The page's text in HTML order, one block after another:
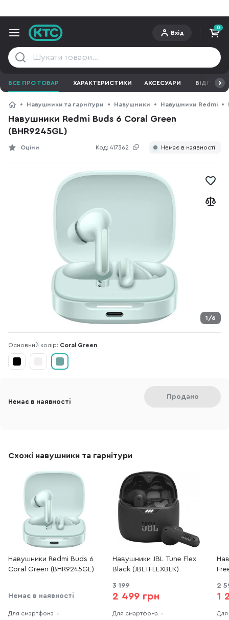
Вхід
0
ВСЕ ПРО ТОВАР ХАРАКТЕРИСТИКИ АКСЕСУАРИ ВІДГУКИ
Навушники та гарнітури Навушники Навушники Redmi
Навушники Redmi Buds 6 Coral Green
(BHR9245GL)
Код: 417362
Оціни Немає в наявності
1/6
Основний колір: Coral Green
Немає в наявності
Продано
Схожі навушники та гарнітури
Навушники Redmi Buds 6
Coral Green (BHR9245GL)
Немає в наявності
Для смартфона
Навушники JBL Tune Flex
Black (JBLTFLEXBLK)
3 199
2 499 грн
Для смартфона
2
1